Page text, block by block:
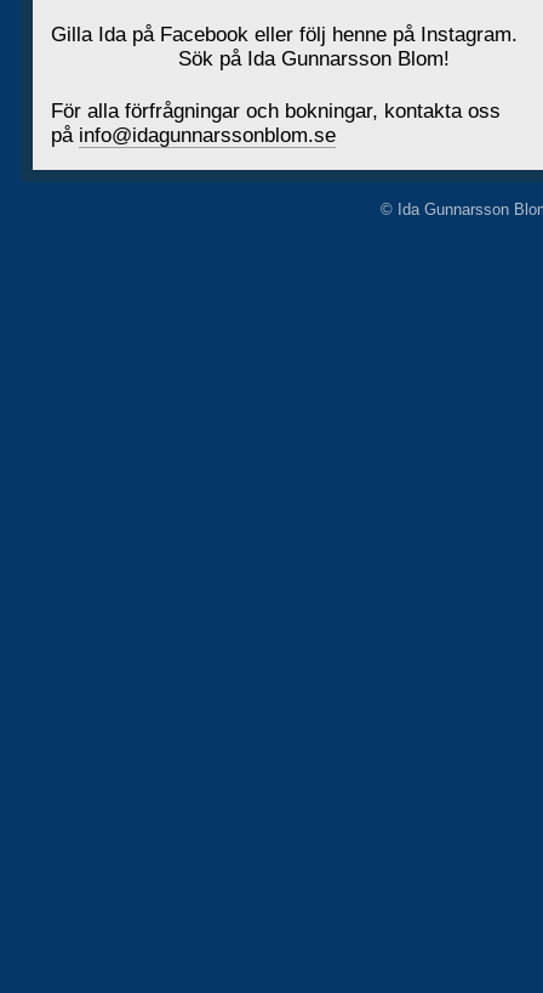
Gilla Ida på Facebook eller följ henne på
Sök på Ida Gunnarsson Blom!
För alla förfrågningar och bokningar, kontakta oss
på info@idagunnarssonblom.se
© Ida Gunnarsson